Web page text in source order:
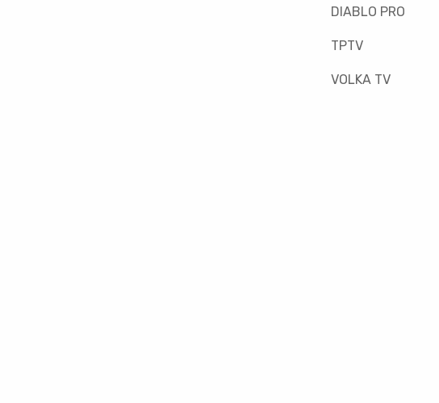
DIABLO PRO
TPTV
VOLKA TV